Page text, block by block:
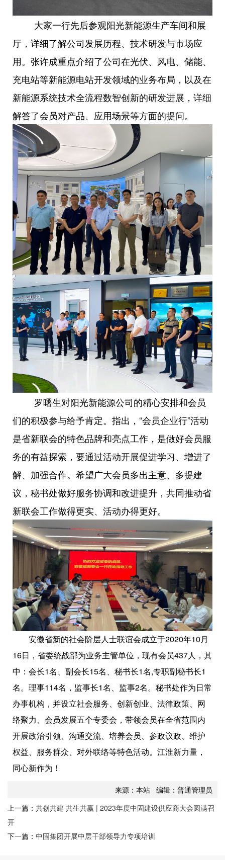
大家一行先后参观阳光新能源生产车间和展
厅，详细了解公司发展历程、技术研发与市场应
用。张许成重点介绍了公司在光伏、风电、储能、
充电站等新能源电站开发领域的业务布局，以及在
新能源系统技术全流程数智创新的研发进展，详细
解答了会员对产品、应用场景等方面的提问。
罗曙生对阳光新能源公司的精心安排和会员
们的积极参与给予肯定。指出， “会员企业行”活动
是省新联会的特色品牌和亮点工作，是做好会员服
务的有益探索，要通过活动开展促进学习、增进了
解、加强合作。希望广大会员多出主意、多提建
议，秘书处做好服务协调和改进提升，共同推动省
新联会工作做得更实、活动办得更好。
安徽省新的社会阶层人士联谊会成立于2020年10月
16日，省委统战部为业务主管单位，现有会员437人，其
中：会长1名、副会长15名、秘书长1名,专职副秘书长1
名。理事114名，监事长1名、监事2名。秘书处作为日常
办事机构，并设立社会服务、创新创业、法律政策、网
络聚力、会员发展五个专委会，带领会员在全省范围内
开展政治引领、沟通交流、培养会员、参政议政、维护
权益、服务群众、对外联络等特色活动。江淮新力量，
同心新作为！
来源：本站 编辑：普通管理员
上一篇： 共创共建 共生共赢 | 2023年度中固建设供应商大会圆满召
开
下一篇： 中固集团开展中层干部领导力专项培训